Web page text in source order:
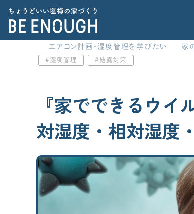
間取り
記事で学ぶ
CATEGORY
家を建てるべきか？から考えたい
住宅業界の“闇”を知っておきたい
子育てに関連する情報が欲しい
エアコン計画・湿度管理を学びたい 家
湿度管理 結露対策
『家でできるウ
対湿度・相対湿度